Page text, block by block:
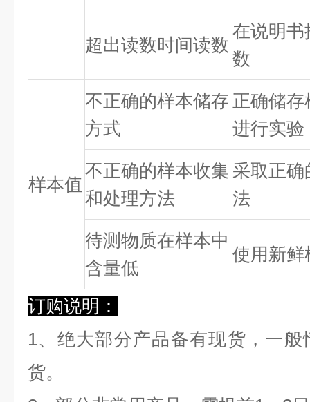
超出读数时间读数
在说明书
数
样本值
不正确的样本储存
方式
正确储
进行实验
不正确的样本收集
和处理方法
采取正
法
待测物质在样本中
含量低
使用新鲜
订购说明：
1、绝大部分产品备有现货，一
货。